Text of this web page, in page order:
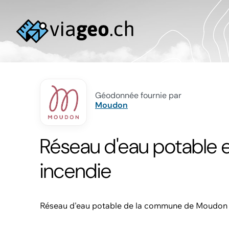
Géodonnée fournie par
Moudon
Réseau d'eau potable
incendie
Réseau d'eau potable de la commune de Moudon